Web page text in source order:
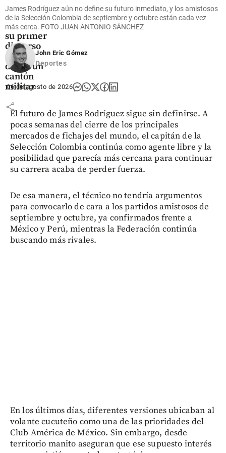
posesión
de De la
Espriella:
su primer
discurso
será
desde un
cantón
militar
share
James Rodríguez aún no define su futuro inmediato, y los amistosos
de la Selección Colombia de septiembre y octubre están cada vez
más cerca. FOTO JUAN ANTONIO SÁNCHEZ
John Eric Gómez
Deportes
06 de agosto de 2026
El futuro de James Rodríguez sigue sin definirse. A
pocas semanas del cierre de los principales
mercados de fichajes del mundo, el capitán de la
Selección Colombia continúa como agente libre y la
posibilidad que parecía más cercana para continuar
su carrera acaba de perder fuerza.
De esa manera, el técnico no tendría argumentos
para convocarlo de cara a los partidos amistosos de
septiembre y octubre, ya confirmados frente a
México y Perú, mientras la Federación continúa
buscando más rivales.
En los últimos días, diferentes versiones ubicaban al
volante cucuteño como una de las prioridades del
Club América de México. Sin embargo, desde
territorio manito aseguran que ese supuesto interés